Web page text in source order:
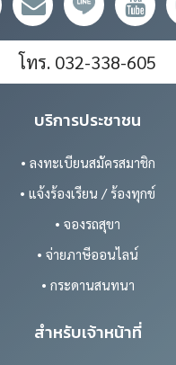
โทร. 032-338-605
บริการประชาชน
• ลงทะเบียนสมัครสมาชิก
• แจ้งร้องเรียน / ร้องทุกข์
• จองรถสุขา
• จ่ายภาษีออนไลน์
• กระดานสนทนา
สำหรับเจ้าหน้าที่